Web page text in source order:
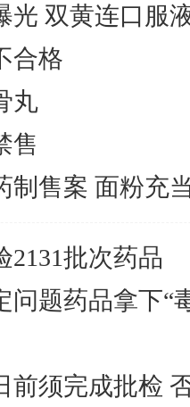
光 双黄连口服
合格
丸
售
制售案 面粉充
2131批次药品
问题药品拿下“
前须完成批检